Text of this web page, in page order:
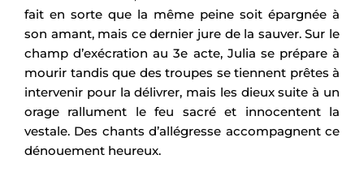
fait en sorte que la même peine soit épargnée à
son amant, mais ce dernier jure de la sauver. Sur le
champ d’exécration au 3e acte, Julia se prépare à
mourir tandis que des troupes se tiennent prêtes à
intervenir pour la délivrer, mais les dieux suite à un
orage rallument le feu sacré et innocentent la
vestale. Des chants d’allégresse accompagnent ce
dénouement heureux.